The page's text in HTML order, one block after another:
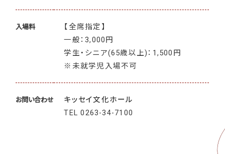
入場料
【全席指定】
一般：3,000円
学生・シニア(65歳以上)：1,500円
※未就学児入場不可
お問い合わせ
キッセイ文化ホール
TEL0263-34-7100